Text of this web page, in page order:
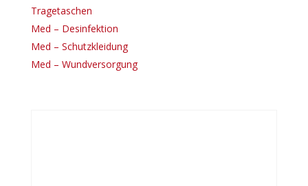
Tragetaschen
Med – Desinfektion
Med – Schutzkleidung
Med – Wundversorgung